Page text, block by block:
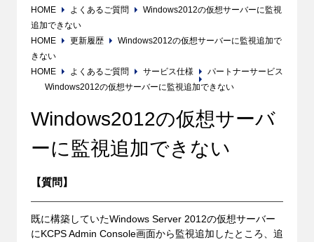
HOME
よくあるご質問
Windows2012の仮想サーバーに監視
追加できない
HOME
更新履歴
Windows2012の仮想サーバーに監視追加で
きない
HOME
よくあるご質問 サービス仕様
パートナーサービス
Windows2012の仮想サーバーに監視追加できない
Windows2012の仮想サーバ
ーに監視追加できない
【質問】
既に構築していたWindows Server 2012の仮想サーバー
にKCPS Admin Console画面から監視追加したところ、追